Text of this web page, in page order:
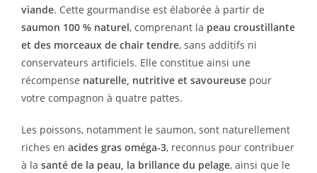
viande. Cette gourmandise est élaborée à partir de
saumon 100 % naturel, comprenant la peau croustillante
et des morceaux de chair tendre, sans additifs ni
conservateurs artificiels. Elle constitue ainsi une
récompense naturelle, nutritive et savoureuse pour
votre compagnon à quatre pattes.
Les poissons, notamment le saumon, sont naturellement
riches en acides gras oméga-3, reconnus pour contribuer
à la santé de la peau, la brillance du pelage, ainsi que le